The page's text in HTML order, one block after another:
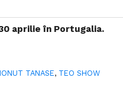
aprilie în Portugalia.
IONUT TANASE, TEO SHOW